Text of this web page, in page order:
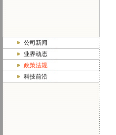
公司新闻
业界动态
政策法规
科技前沿